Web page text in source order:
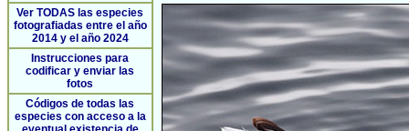
Ver TODAS las especies
fotografiadas entre el año
2014 y el año 2024
Instrucciones para
codificar y enviar las
fotos
Códigos de todas las
especies con acceso a la